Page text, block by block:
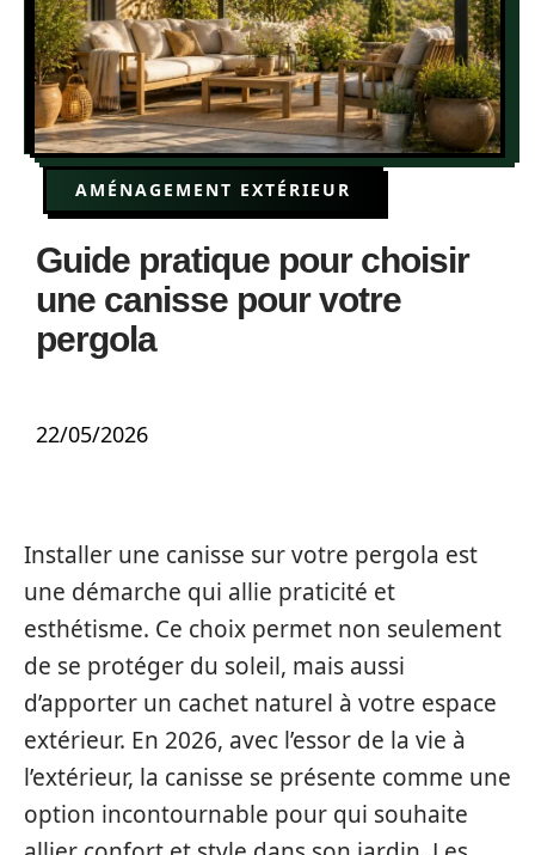
AMÉNAGEMENT EXTÉRIEUR
Guide pratique pour choisir
une canisse pour votre
pergola
22/05/2026
Installer une canisse sur votre pergola est
une démarche qui allie praticité et
esthétisme. Ce choix permet non seulement
de se protéger du soleil, mais aussi
d’apporter un cachet naturel à votre espace
extérieur. En 2026, avec l’essor de la vie à
l’extérieur, la canisse se présente comme une
option incontournable pour qui souhaite